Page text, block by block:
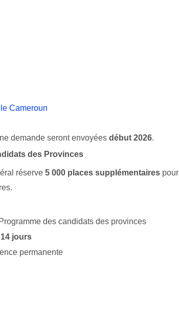
Cameroun
demande seront envoyées début 2026.
des Provinces
réserve 5 000 places supplémentairespour
des candidats des provinces
jours
permanente